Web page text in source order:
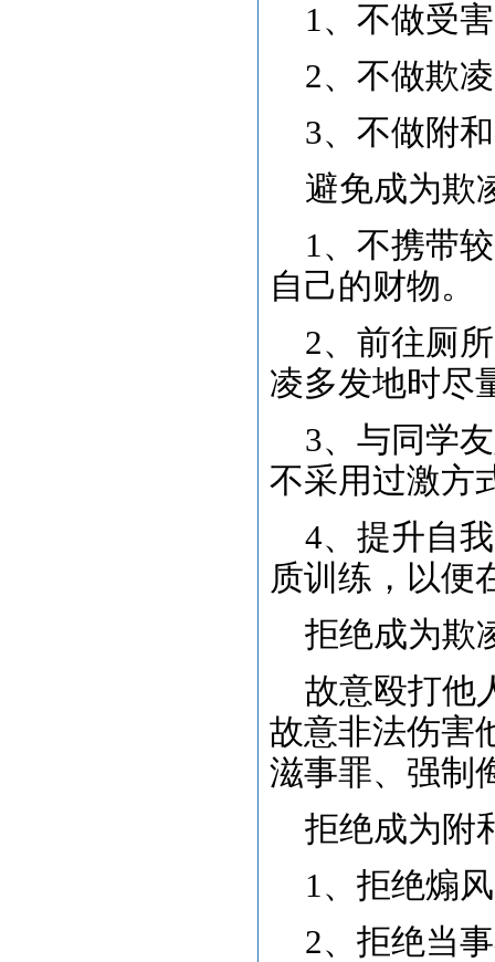
1、不做
2、不做
3、不做附
避免成为欺
1、不携带
自己的财物
2、前往厕
凌多发地时尽
3、与同学
不采用过激
4、提升自
质训练，以便
拒绝成为欺
故意殴打他
故意非法伤害
滋事罪、强制
拒绝成为附
1、拒绝煽
2、拒绝当